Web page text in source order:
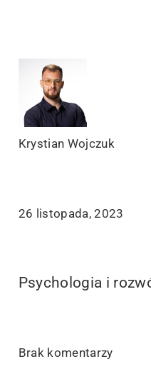
Krystian Wojczuk
26 listopada, 2023
Psychologia i
Brak komentarzy